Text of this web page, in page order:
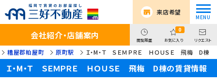
来店希望
会社紹介・店舗案内 閲覧履歴
0
お気に入り リクエスト
糟屋郡粕屋町 原町駅 Ｉ・M・Ｔ ＳＥＭＰＲＥ ＨＯＵＳＥ 飛梅 D棟
Ｉ・M・Ｔ ＳＥＭＰＲＥ ＨＯＵＳＥ 飛梅 D棟の賃貸情報